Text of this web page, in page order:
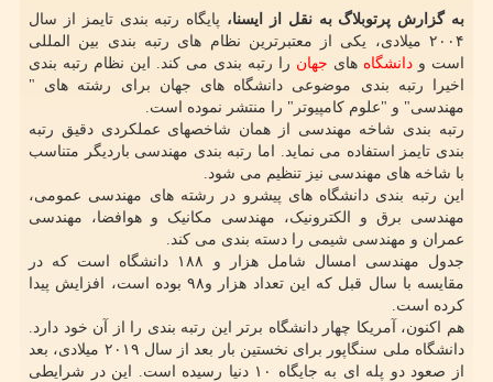
به گزارش پرتوبلاگ به نقل از ایسنا، پایگاه رتبه بندی تایمز از سال
۲۰۰۴ میلادی، یکی از معتبرترین نظام های رتبه بندی بین المللی
است و دانشگاه های جهان را رتبه بندی می کند. این نظام رتبه بندی
اخیرا رتبه بندی موضوعی دانشگاه های جهان برای رشته های "
مهندسی" و "علوم کامپیوتر" را منتشر نموده است.
رتبه بندی شاخه مهندسی از همان شاخصهای عملکردی دقیق رتبه
بندی تایمز استفاده می نماید. اما رتبه بندی مهندسی باردیگر متناسب
با شاخه های مهندسی نیز تنظیم می شود.
این رتبه بندی دانشگاه های پیشرو در رشته های مهندسی عمومی،
مهندسی برق و الکترونیک، مهندسی مکانیک و هوافضا، مهندسی
عمران و مهندسی شیمی را دسته بندی می کند.
جدول مهندسی امسال شامل هزار و ۱۸۸ دانشگاه است که در
مقایسه با سال قبل که این تعداد هزار و۹۸ بوده است، افزایش پیدا
کرده است.
هم اکنون، آمریکا چهار دانشگاه برتر این رتبه بندی را از آن خود دارد.
دانشگاه ملی سنگاپور برای نخستین بار بعد از سال ۲۰۱۹ میلادی، بعد
از صعود دو پله ای به جایگاه ۱۰ دنیا رسیده است. این در شرایطی